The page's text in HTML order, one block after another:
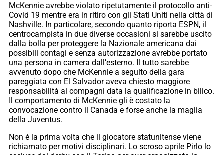
McKennie avrebbe violato ripetutamente il protocollo anti-
Covid 19 mentre era in ritiro con gli Stati Uniti nella città di
Nashville. In particolare, secondo quanto riporta ESPN, il
centrocampista in due diverse occasioni si sarebbe uscito
dalla bolla per proteggere la Nazionale americana dai
possibili contagi e senza autorizzazione avrebbe portato
una persona in camera dall’esterno. Il tutto sarebbe
avvenuto dopo che McKennie a seguito della gara
pareggiata con El Salvador aveva chiesto maggiore
responsabilità ai compagni data la qualificazione in bilico.
Il comportamento di McKennie gli è costato la
convocazione contro il Canada e forse anche la maglia
della Juventus.
Non è la prima volta che il giocatore statunitense viene
richiamato per motivi disciplinari. Lo scroso aprile Pirlo lo